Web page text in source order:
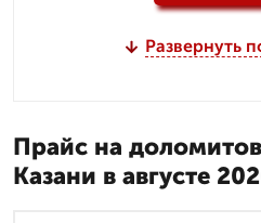
Развернуть
Прайс на
Казани в августе